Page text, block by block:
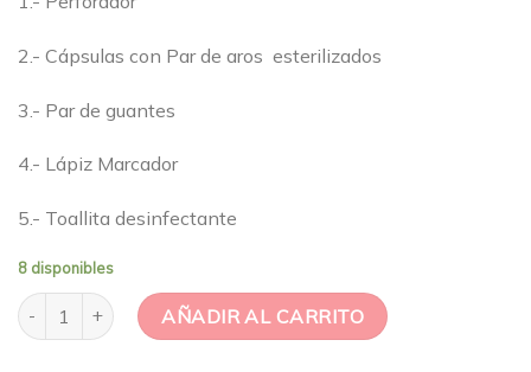
2.- Cápsulas con Par de aros esterilizados
3.- Par de guantes
4.- Lápiz Marcador
5.- Toallita desinfectante
8 disponibles
Kit Perforación Piercings en Casa Circón Bañada en Oro 24kt
AÑADIR AL CARRITO